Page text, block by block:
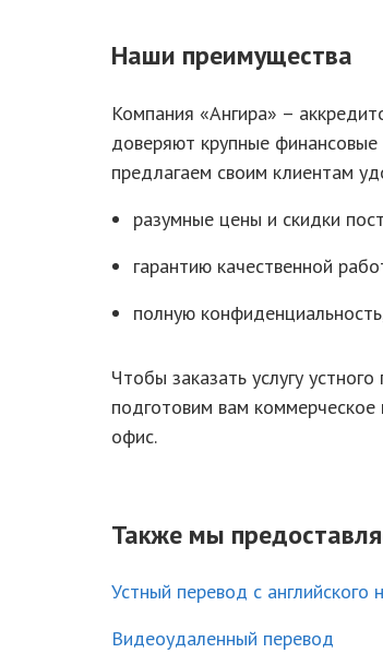
Наши преимущества
Компания «Ангира» –
доверяют крупные
предлагаем своим клиентам
разумные цены и скидки
гарантию качественной
полную
Чтобы заказать услугу
подготовим вам
офис.
Также мы
Устный перевод с английского
Видеоудаленный перевод